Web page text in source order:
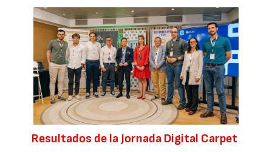
Resultados de la Jornada Digital Carpet